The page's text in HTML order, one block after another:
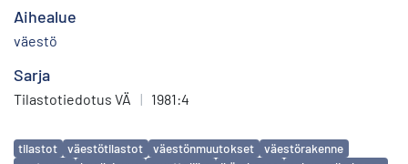
Aihealue
väestö
Sarja
Tilastotiedotus VÄ | 1981:4
Avainsanat
tilastot väestötilastot väestönmuutokset
väestörakenne